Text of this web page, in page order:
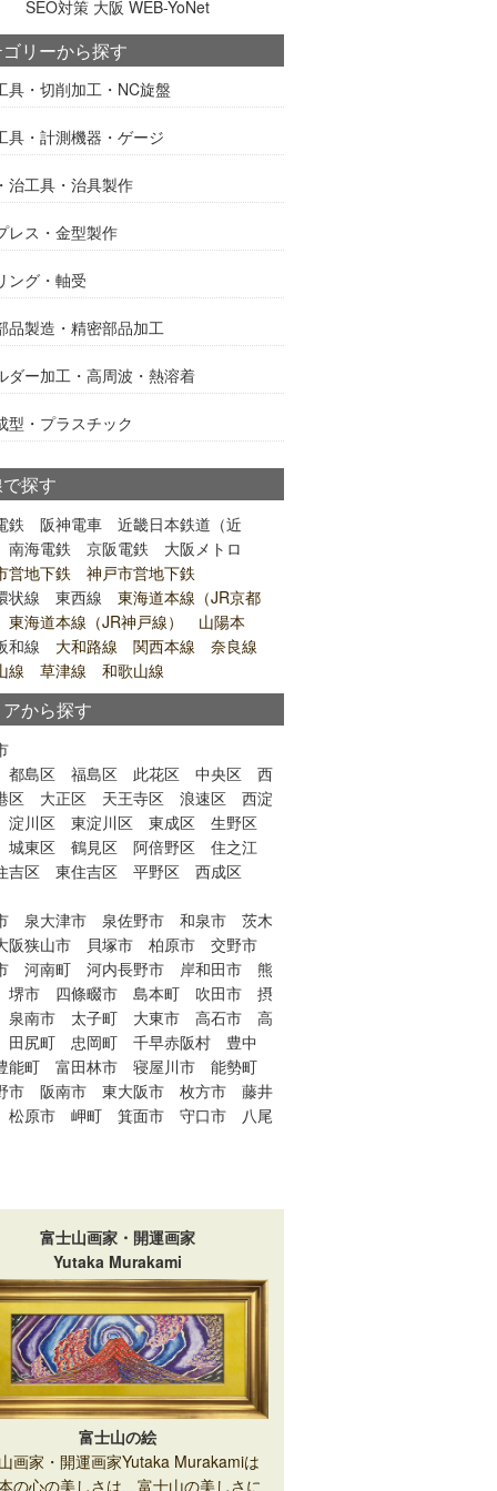
SEO対策 大阪 WEB-YoNet
リーから探す
具・切削加工・NC旋盤
具・計測機器・ゲージ
治工具・治具製作
レス・金型製作
ング・軸受
品製造・精密部品加工
ダー加工・高周波・熱溶着
型・プラスチック
探す
鉄 阪神電車
近畿日本鉄道（近
南海電鉄
京阪電鉄
大阪メトロ
営地下鉄 神戸市営地下鉄
状線
東西線 東海道本線（JR京都
海道本線（JR神戸線） 山陽本
和線 大和路線 関西本線 奈良線
線 草津線 和歌山線
から探す
都島区
福島区 此花区 中央区
西
区
大正区 天王寺区 浪速区
西淀
淀川区
東淀川区 東成区
生野区
城東区
鶴見区 阿倍野区
住之江
吉区
東住吉区 平野区 西成区
泉大津市 泉佐野市 和泉市
茨木
阪狭山市
貝塚市 柏原市
交野市
河南町 河内長野市 岸和田市
熊
堺市
四條畷市 島本町 吹田市
摂
泉南市
太子町 大東市 高石市
高
田尻町
忠岡町 千早赤阪村
豊中
能町
富田林市 寝屋川市
能勢町
市
阪南市 東大阪市 枚方市
藤井
松原市
岬町 箕面市 守口市 八尾
富士山画家・開運画家
Yutaka Murakami
富士山の絵
画家・開運画家Yutaka Murakamiは
の心の美しさは、富士山の美しさに